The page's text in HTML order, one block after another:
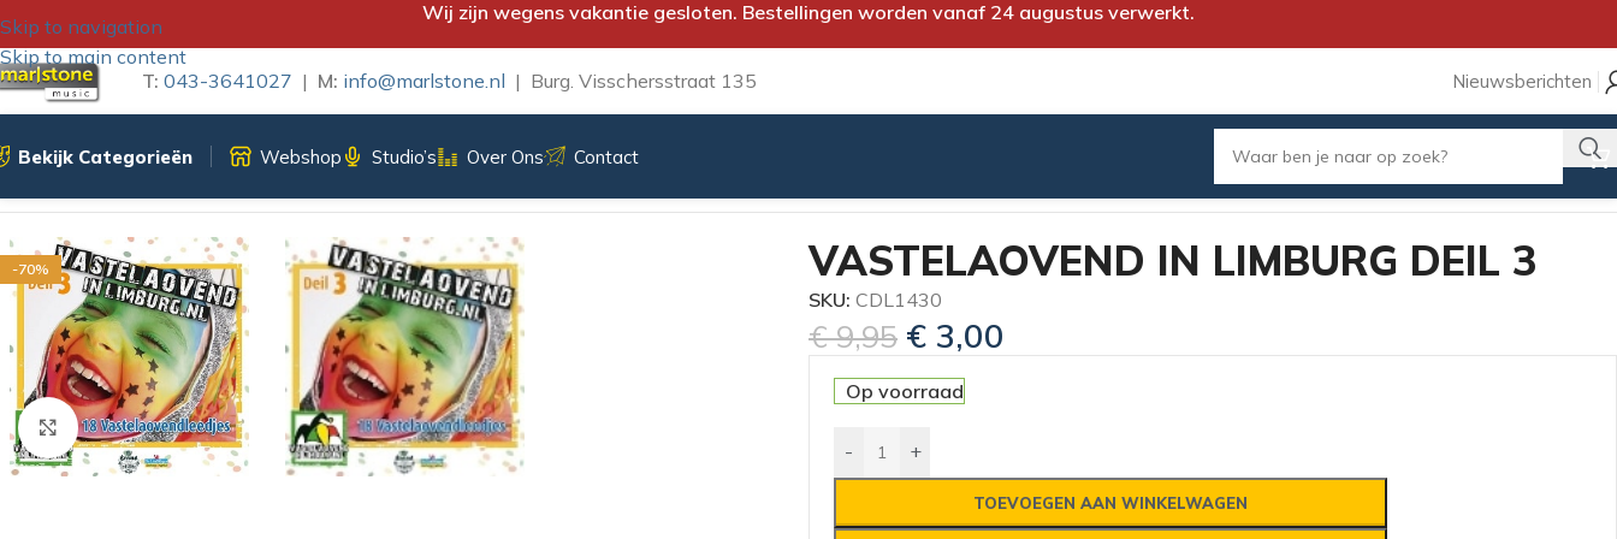
Skip to navigation
Skip to main content
Wij zijn wegens vakantie gesloten. Bestellingen worden vanaf 24 augustus verwerkt.
T: 043-3641027 | M: info@marlstone.nl | Burg. Visschersstraat 135 Nieuwsberichten
Bekijk Categorieën Webshop Studio’s Over Ons Contact
-70%
Klik om te vergroten
VASTELAOVEND IN LIMBURG DEIL 3
SKU: CDL1430
€9,95 € 3,00
Op voorraad
- +
TOEVOEGEN AAN WINKELWAGEN